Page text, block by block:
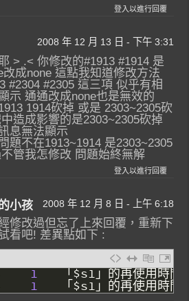
登入以進行回覆
2008 年 12 月 13 日 - 下午 3:31
> .< 你修改的#1913 #1914 是
改成none 這點我知道修改方法
#2304 #2305 這三項 似乎有相
示 通通改成none也是無效的
1914砍掉 或是 2303~2305砍
造成影響的是2303~2305砍掉
息無法顯示
題不在1913~1914 是2303~2305
管我怎修改 問題始終無解
登入以進行回覆
小孩 2008 年 12 月 8 日 - 上午 6:18
修改過但忘了上來回覆，重新下
看吧! 差異點如下 :
1 「$s1」的再使用時間
1 「$s1」的再使用時間